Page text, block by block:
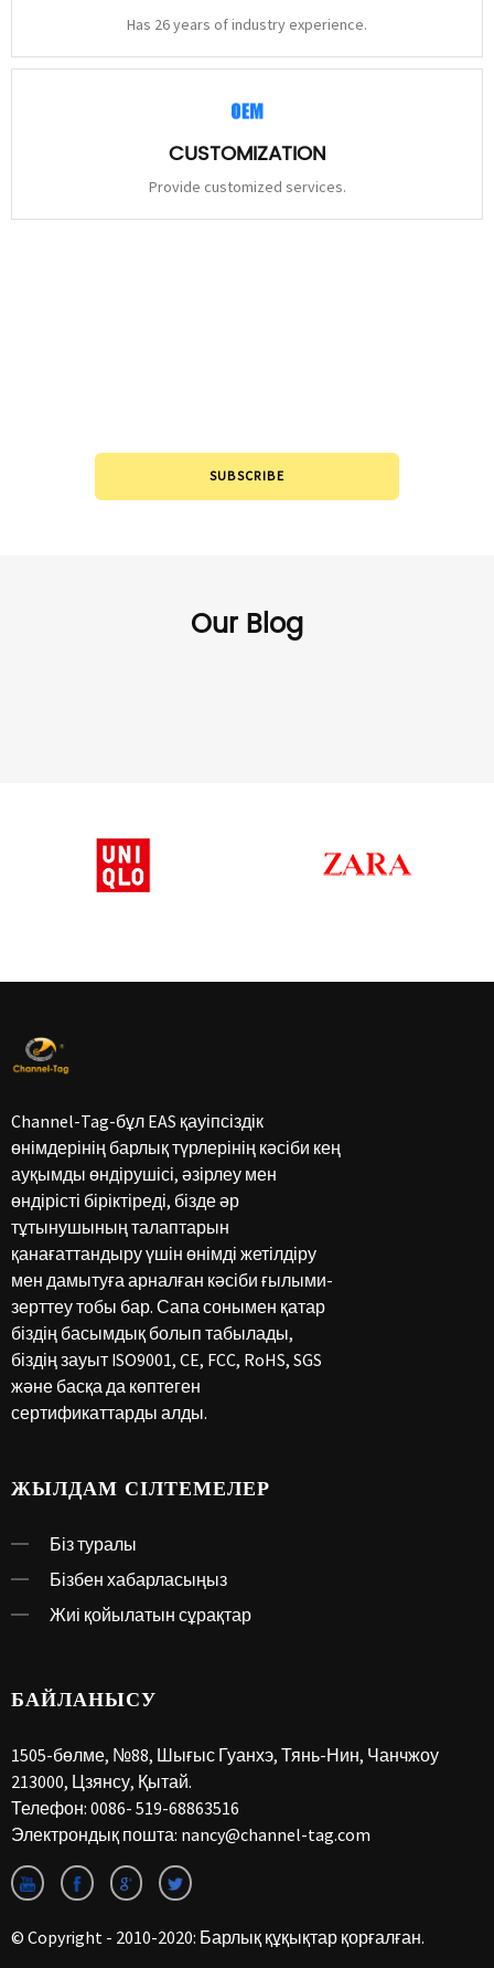
Has 26 years of industry experience.
CUSTOMIZATION
Provide customized services.
SUBSCRIBE
Our Blog
Channel-Tag-бұл EAS қауіпсіздік
өнімдерінің барлық түрлерінің кәсіби кең
ауқымды өндірушісі, әзірлеу мен
өндірісті біріктіреді, бізде әр
тұтынушының талаптарын
қанағаттандыру үшін өнімді жетілдіру
мен дамытуға арналған кәсіби ғылыми-
зерттеу тобы бар. Сапа сонымен қатар
біздің басымдық болып табылады,
біздің зауыт ISO9001, CE, FCC, RoHS, SGS
және басқа да көптеген
сертификаттарды алды.
ЖЫЛДАМ СІЛТЕМЕЛЕР
Біз туралы
Бізбен хабарласыңыз
Жиі қойылатын сұрақтар
БАЙЛАНЫСУ
1505-бөлме, №88, Шығыс Гуанхэ, Тянь-Нин, Чанчжоу
213000, Цзянсу, Қытай.
Телефон: 0086- 519-68863516
Электрондық пошта: nancy@channel-tag.com
© Copyright - 2010-2020: Барлық құқықтар қорғалған.